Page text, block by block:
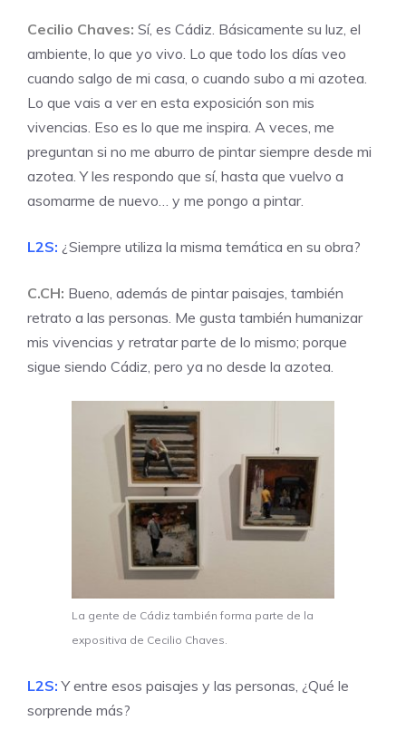
Cecilio Chaves: Sí, es Cádiz. Básicamente su luz, el
ambiente, lo que yo vivo. Lo que todo los días veo
cuando salgo de mi casa, o cuando subo a mi azotea.
Lo que vais a ver en esta exposición son mis
vivencias. Eso es lo que me inspira. A veces, me
preguntan si no me aburro de pintar siempre desde mi
azotea. Y les respondo que sí, hasta que vuelvo a
asomarme de nuevo… y me pongo a pintar.
L2S: ¿Siempre utiliza la misma temática en su obra?
C.CH: Bueno, además de pintar paisajes, también
retrato a las personas. Me gusta también humanizar
mis vivencias y retratar parte de lo mismo; porque
sigue siendo Cádiz, pero ya no desde la azotea.
La gente de Cádiz también forma parte de la
expositiva de Cecilio Chaves.
L2S: Y entre esos paisajes y las personas, ¿Qué le
sorprende más?